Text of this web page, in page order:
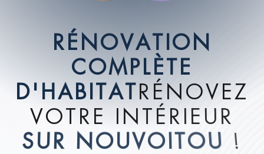
RÉNOVATION
COMPLÈTE
D' HABITATRÉ NOVEZ
VOTRE I NTÉRIEUR
SUR NOUVOITOU !